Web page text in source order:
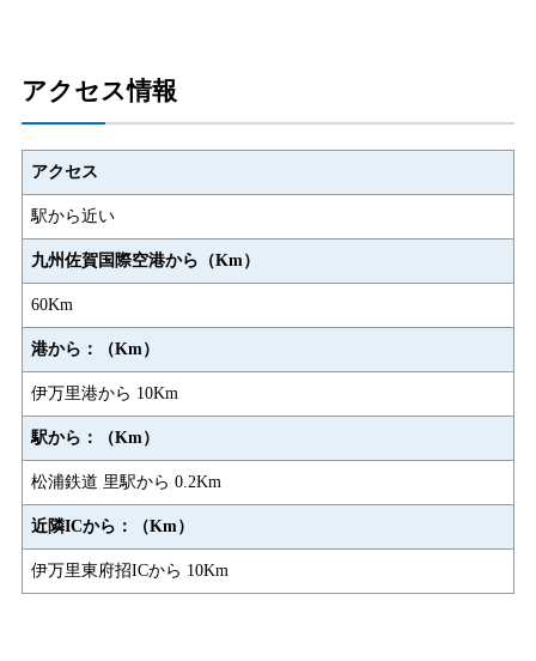
アクセス情報
アクセス
駅から近い
九州佐賀国際空港から（Km）
60Km
港から：（Km）
伊万里港から 10Km
駅から：（Km）
松浦鉄道 里駅から 0.2Km
近隣ICから：（Km）
伊万里東府招ICから 10Km